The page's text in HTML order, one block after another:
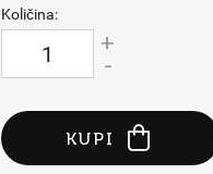
Količina:
+
-
KUPI